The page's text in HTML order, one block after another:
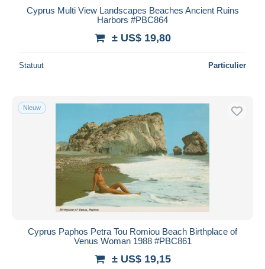
Cyprus Multi View Landscapes Beaches Ancient Ruins
Harbors #PBC864
± US$ 19,80
Statuut Particulier
Nieuw
Cyprus Paphos Petra Tou Romiou Beach Birthplace of
Venus Woman 1988 #PBC861
± US$ 19,15